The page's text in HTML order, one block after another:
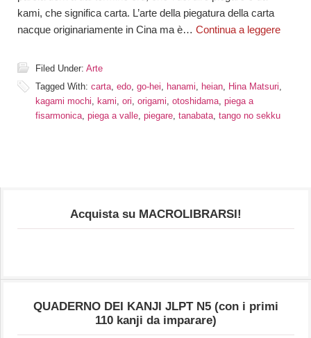
kami, che significa carta. L’arte della piegatura della carta
nacque originariamente in Cina ma è… Continua a leggere
Filed Under: Arte
Tagged With: carta edo go-hei hanami heian Hina Matsuri
kagami mochi kami ori origami otoshidama piega a
fisarmonica piega a valle piegare tanabata tango no sekku
Acquista su MACROLIBRARSI!
QUADERNO DEI KANJI JLPT N5 (con i primi
110 kanji da imparare)